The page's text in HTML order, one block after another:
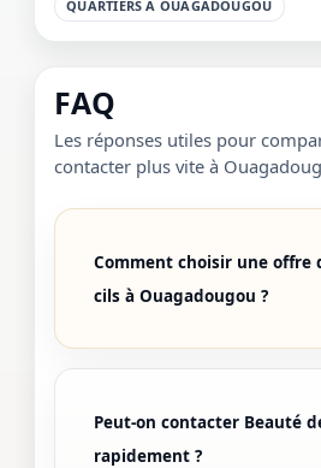
QUARTIERS À OUAGADOUGOU
FAQ
Les réponses utiles pour
contacter plus vite à
Comment choisir une offre
cils à Ouagadougou ?
Peut-on contacter Beauté
rapidement ?